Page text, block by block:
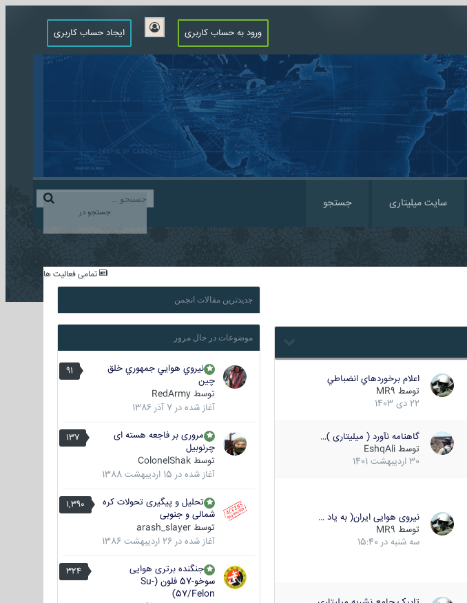
ورود به حساب کاربری ایجاد حساب کاربری
جستجو در
سایت میلیتاری جستجو
تمامی فعالیت ها
اعلام برخوردهاي انضباطي
توسط MR9
22 دی 1403
گاهنامه نآورد ( میلیتاری )…
توسط EshqAli
30 اردیبهشت 1401
نیروی هوایی ایران( به یاد …
توسط MR9
سه شنبه در 15:40
جدیدترین مقالات انجمن
موضوعات در حال مرور
91
نيروي هوايي جمهوري خلق
چين
توسط RedArmy
آغاز شده در 7 آذر 1386
137
مروری بر فاجعه هسته ای
چرنوبیل
توسط ColonelShak
آغاز شده در 15 اردیبهشت 1388
1,390
تحلیل و پیگیری تحولات کره
شمالی و جنوبی
توسط arash_slayer
آغاز شده در 26 اردیبهشت 1386
324
جنگنده برتری هوایی
سوخو-57 فلون (Su-
57/Felon)